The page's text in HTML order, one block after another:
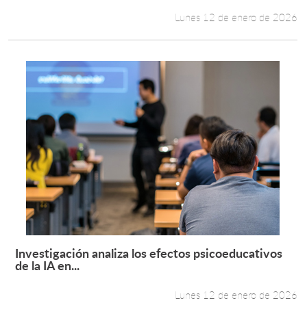
Lunes 12 de enero de 2026
Leer más +
Investigación analiza los efectos psicoeducativos
de la IA en...
Lunes 12 de enero de 2026